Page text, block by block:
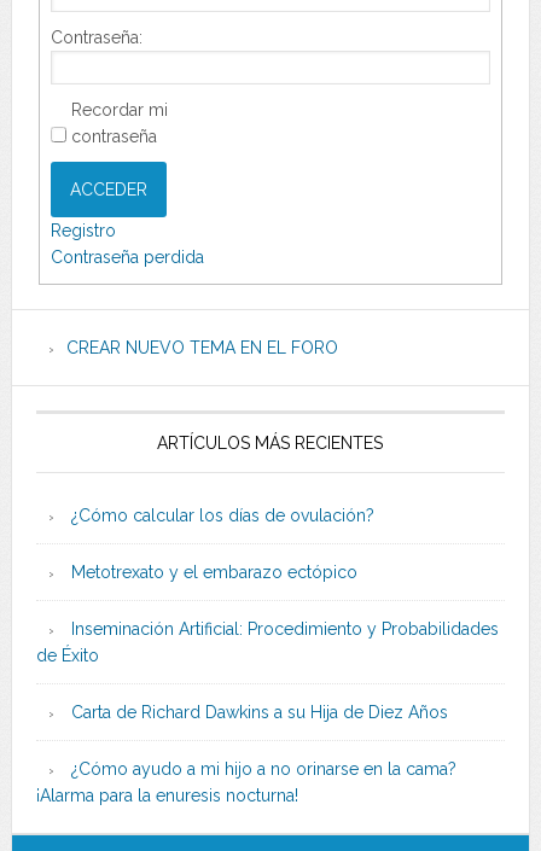
Contraseña:
Recordar mi
contraseña
ACCEDER
Registro
Contraseña perdida
CREAR NUEVO TEMA EN EL FORO
ARTÍCULOS MÁS RECIENTES
¿Cómo calcular los días de ovulación?
Metotrexato y el embarazo ectópico
Inseminación Artificial: Procedimiento y Probabilidades
de Éxito
Carta de Richard Dawkins a su Hija de Diez Años
¿Cómo ayudo a mi hijo a no orinarse en la cama?
¡Alarma para la enuresis nocturna!